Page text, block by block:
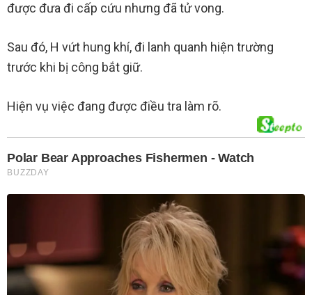
được đưa đi cấp cứu nhưng đã tử vong.
Sau đó, H vứt hung khí, đi lanh quanh hiện trường
trước khi bị công bắt giữ.
Hiện vụ việc đang được điều tra làm rõ.